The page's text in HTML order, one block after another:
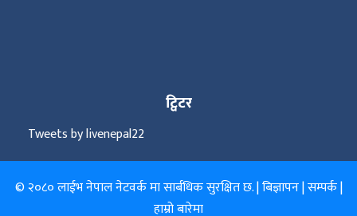
ट्विटर
Tweets by livenepal22
© २०८० लाईभ नेपाल नेटवर्क मा सार्बधिक सुरक्षित छ. |बिज्ञापन|सम्पर्क|
हाम्रो बारेमा